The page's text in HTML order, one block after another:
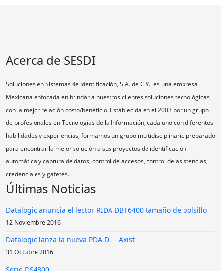
Acerca de SESDI
Soluciones en Sistemas de Identificación, S.A. de C.V. es una empresa
Mexicana enfocada en brindar a nuestros clientes soluciones tecnológicas
con la mejor relación costo/beneficio. Establecida en el 2003 por un grupo
de profesionales en Tecnologías de la Información, cada uno con diferentes
habilidades y experiencias, formamos un grupo multidisciplinario preparado
para encontrar la mejor solución a sus proyectos de identificación
automática y captura de datos, control de accesos, control de asistencias,
credenciales y gafetes.
Últimas Noticias
Datalogic anuncia el lector RIDA DBT6400 tamaño de bolsillo
12 Noviembre 2016
Datalogic lanza la nueva PDA DL - Axist
31 Octubre 2016